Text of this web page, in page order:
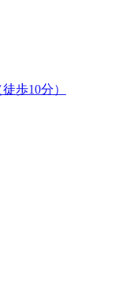
歩10分）